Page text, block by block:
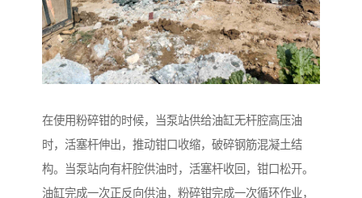
在使用粉碎钳的时候，当泵站供给油缸无杆腔高压油
时，活塞杆伸出，推动钳口收缩，破碎钢筋混凝土结
构。当泵站向有杆腔供油时，活塞杆收回，钳口松开。
油缸完成一次正反向供油，粉碎钳完成一次循环作业，